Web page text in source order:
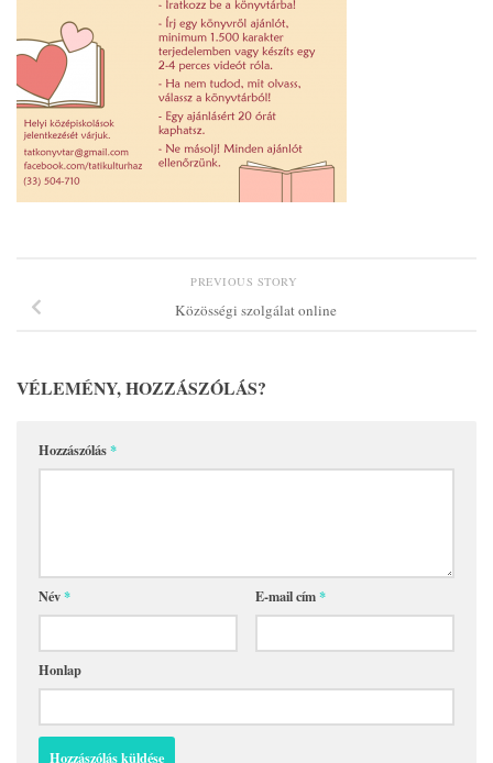
PREVIOUS STORY
Közösségi szolgálat online
VÉLEMÉNY, HOZZÁSZÓLÁS?
Hozzászólás*
Név* E-mail cím*
Honlap